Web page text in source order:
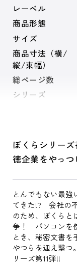
レーベル
商品形態
サイズ
商品寸法（横/
縦/束幅）
総ページ数
シリーズ
ぼくらシリー
徳企業をやっつ
とんでもない最強
てきた!? 会社の
のため、ぼくらと
争！ パソコンを
とき、秘密文書
やつらを迎え撃つ
リーズ第11弾!!